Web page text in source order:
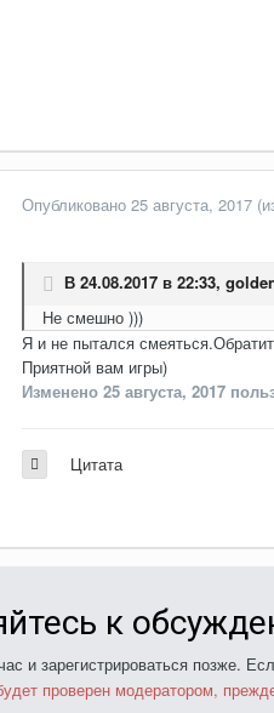
Опубликовано 25 августа, 2017
В 24.08.2017 в 22:33,
Не смешно )))
Я и не пытался
Приятной вам игры)
Изменено 25 августа, 2017
Цитата
к
и зарегистрироваться позже.
проверен модератором,